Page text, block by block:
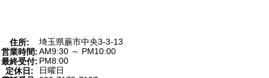
住所:
埼玉県蕨市中央3-3-13
営業時間:AM9:30 ～ PM10:00
最終受付: PM8:00
定休日:
日曜日